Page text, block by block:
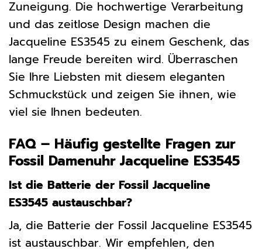
Zuneigung. Die hochwertige Verarbeitung
und das zeitlose Design machen die
Jacqueline ES3545 zu einem Geschenk, das
lange Freude bereiten wird. Überraschen
Sie Ihre Liebsten mit diesem eleganten
Schmuckstück und zeigen Sie ihnen, wie
viel sie Ihnen bedeuten.
FAQ – Häufig gestellte Fragen zur
Fossil Damenuhr Jacqueline ES3545
Ist die Batterie der Fossil Jacqueline
ES3545 austauschbar?
Ja, die Batterie der Fossil Jacqueline ES3545
ist austauschbar. Wir empfehlen, den